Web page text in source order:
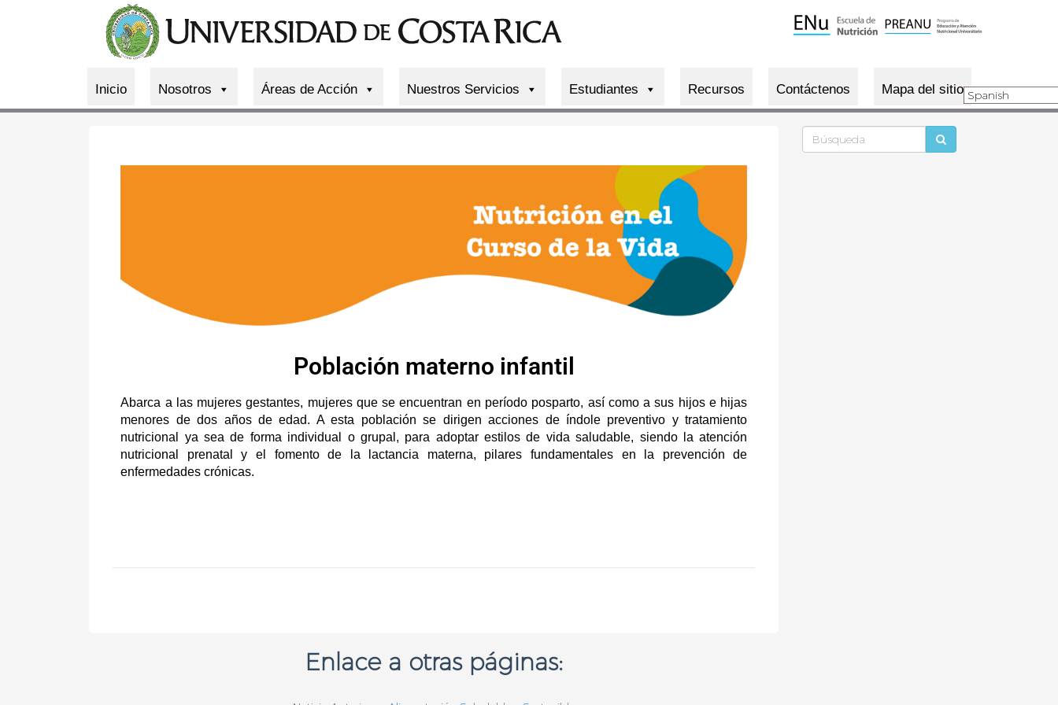
Inicio Nosotros Áreas de Acción Nuestros Servicios Estudiantes Recursos Contáctenos Mapa del sitio
Población materno infantil
Abarca a las mujeres gestantes, mujeres que se encuentran en período posparto, así como a sus hijos e hijas
menores de dos años de edad. A esta población se dirigen acciones de índole preventivo y tratamiento
nutricional ya sea de forma individual o grupal, para adoptar estilos de vida saludable, siendo la atención
nutricional prenatal y el fomento de la lactancia materna, pilares fundamentales en la prevención de
enfermedades crónicas.
Enlace a otras páginas: